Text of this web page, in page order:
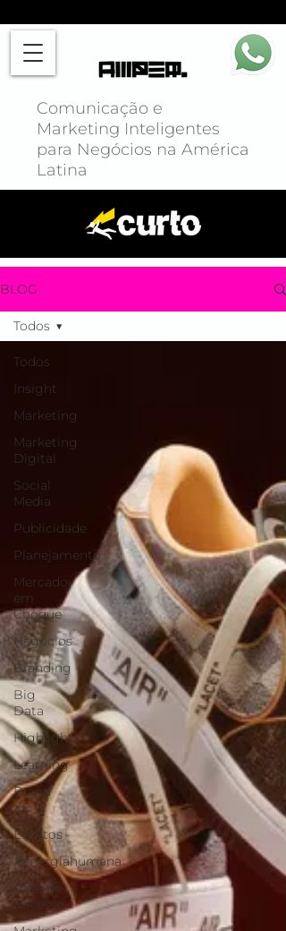
Comunicação e
Marketing Inteligentes
para Negócios na América
Latina
BLOG
Todos
Insight
Marketing
Marketing
Digital
Social
Media
Publicidade
Planejamento
Mercado
em
Choque
Negócios
Branding
Big
Data
Highlights
Learning
Brand
XP
Eventos
#energiahumana
Case de
Sucesso
Todos